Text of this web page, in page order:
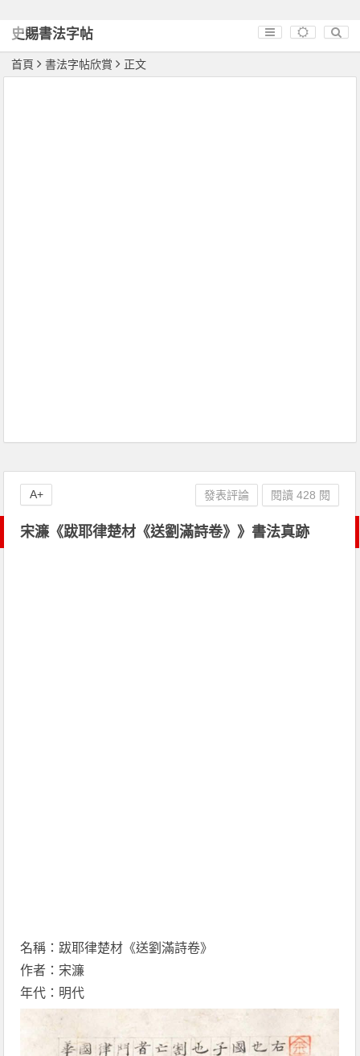
史賜書法字帖
首頁 書法字帖欣賞 正文
宋濂《跋耶律楚材《送劉滿詩卷》》書法真跡
名稱：跋耶律楚材《送劉滿詩卷》
作者：宋濂
年代：明代
發表評論 閱讀 428 閱
A+